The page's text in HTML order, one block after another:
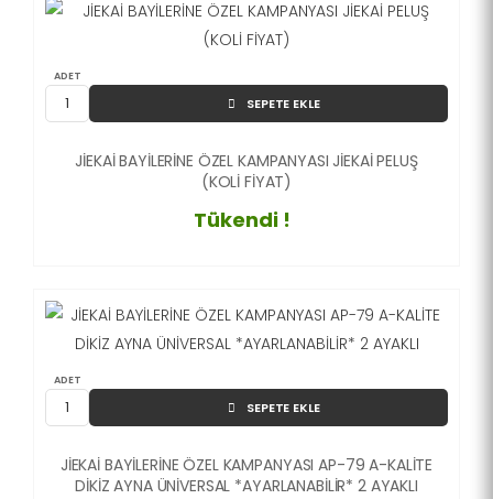
ADET
SEPETE EKLE
JİEKAİ BAYİLERİNE ÖZEL KAMPANYASI JİEKAİ PELUŞ
(KOLİ FİYAT)
Tükendi !
ADET
SEPETE EKLE
JİEKAİ BAYİLERİNE ÖZEL KAMPANYASI AP-79 A-KALİTE
DİKİZ AYNA ÜNİVERSAL *AYARLANABİLİR* 2 AYAKLI